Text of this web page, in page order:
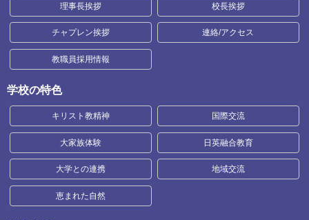
理事長挨拶 校長挨拶
チャプレン挨拶 連絡/アクセス
教職員採用情報
学校の特色
キリスト教精神 国際交流
大家族体験 日英融合教育
大学との連携 地域交流
恵まれた自然